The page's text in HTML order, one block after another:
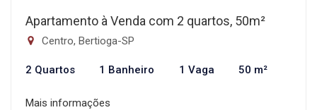
Apartamento à Venda com 2 quartos, 50m²
Centro, Bertioga-SP
2 Quartos 1 Banheiro 1 Vaga 50 m²
Mais informações